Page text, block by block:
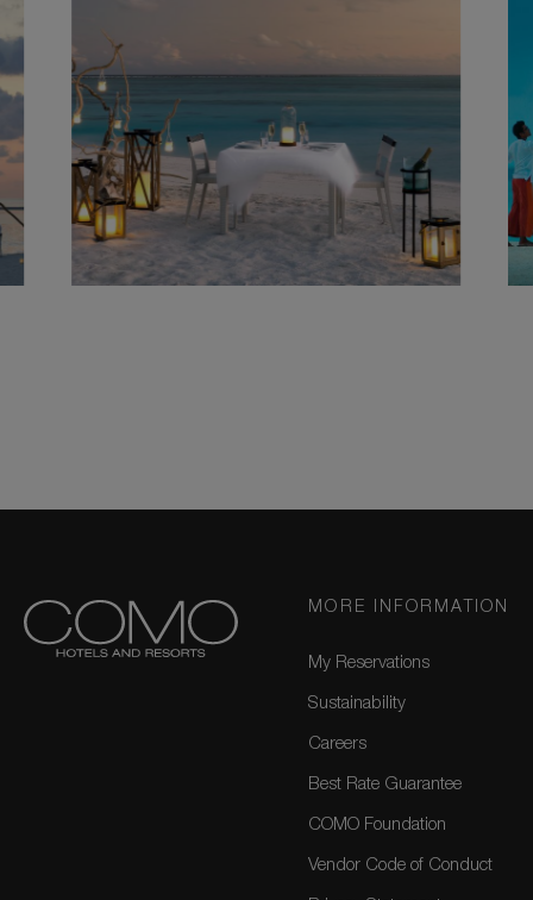
MORE INFORMATION
My Reservations
Sustainability
Careers
Best Rate Guarantee
COMO Foundation
Vendor Code of Conduct